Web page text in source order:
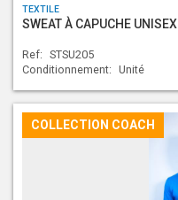
TEXTILE
SWEAT À CAPUCHE UNISEX
Ref: STSU205
Conditionnement: Unité
COLLECTION COACH